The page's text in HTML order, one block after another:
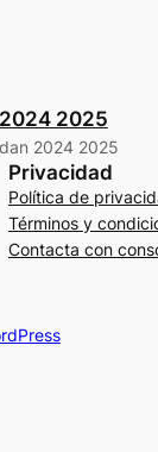
2025
2024 2025
Privacidad
Política de
Términos y
Contacta con